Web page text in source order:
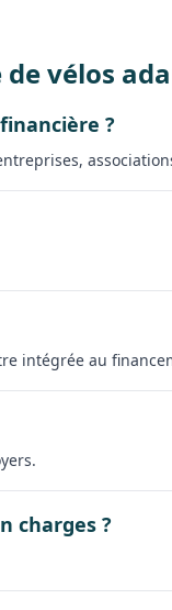
vélos
?
intégrée au
charges ?